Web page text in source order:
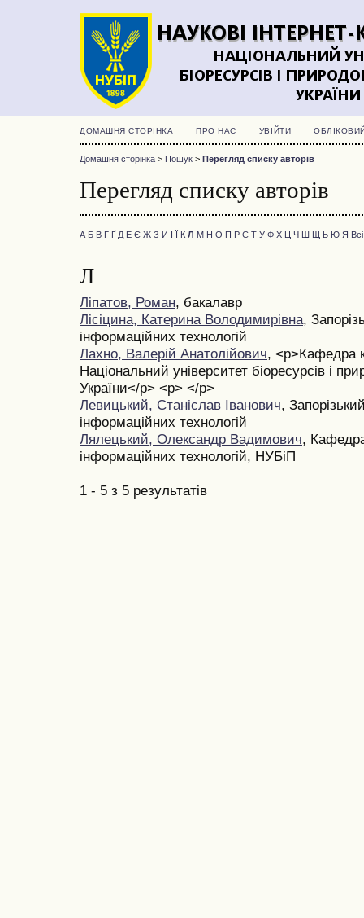
ДОМАШНЯ СТОРІНКА ПРО НАС УВІЙТИ
Домашня сторінка > Пошук > Перегляд списку авторів
Перегляд списку авторів
А Б В Г Ґ Д Е Є Ж З И І Ї К Л М Н О П Р С Т У Ф Х Ц Ч Ш Щ Ь Ю Я Всі
Л
Ліпатов, Роман, бакалавр
Лісіцина, Катерина Володимирівна,
інформаційних технологій
Лахно, Валерій Анатолійович, <p>Кафедра
Національний університет біоресурсів і
України</p> <p> </p>
Левицький, Станіслав Іванович,
інформаційних технологій
Лялецький, Олександр Вадимович,
інформаційних технологій, НУБіП
1 - 5 з 5 результатів